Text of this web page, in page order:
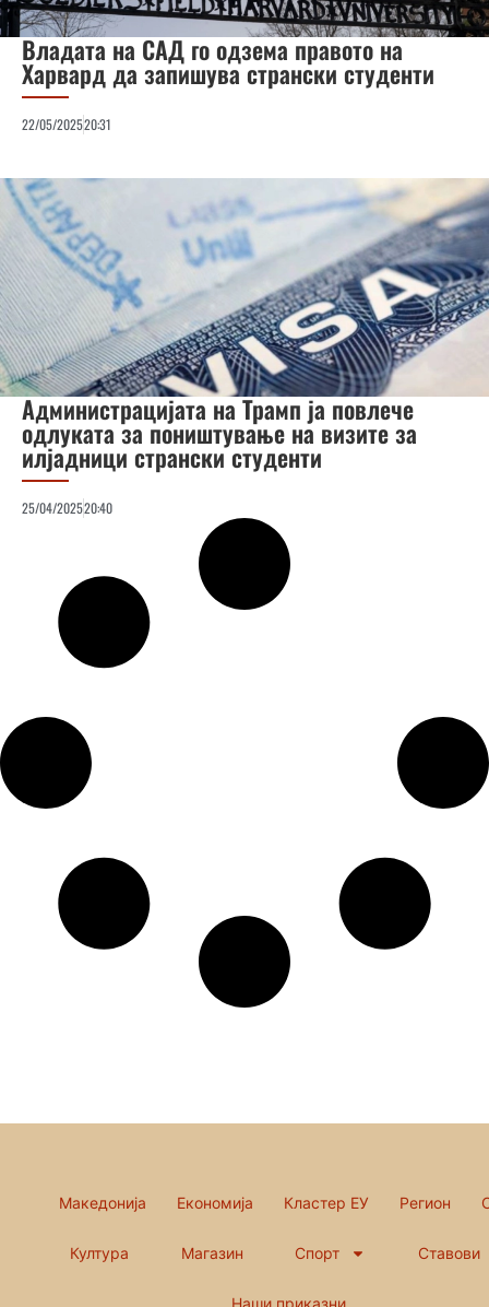
Владата на САД го одзема правото на
Харвард да запишува странски студенти
22/05/202520:31
Администрацијата на Трамп ја повлече
одлуката за поништување на визите за
илјадници странски студенти
25/04/202520:40
Македонија Економија Кластер ЕУ Регион
Култура Магазин Спорт Ставови
Наши приказни